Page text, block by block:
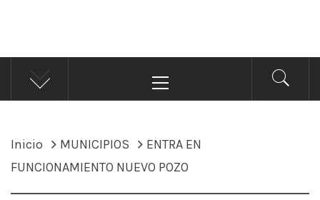
ÁNDALE NOTICIAS
Noticias
principal
Inicio MUNICIPIOS
ENTRA EN
FUNCIONAMIENTO NUEVO POZO